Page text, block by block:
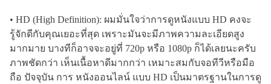
• HD (High Definition): ผมมั่นใจว่าการดูหนังแบบ HD คงจะ
รู้จักดีกับคุณเยอะที่สุด เพราะมันจะมีภาพความละเอียดสูง
มากมาย บางทีก็อาจจะอยู่ที่ 720p หรือ 1080p ก็ได้เลยนะครับ
ภาพชัดกว่า เห็นเนื้อหาดีมากกว่า เหมาะสมกับจอทีวีหรือมือ
ถือ ปัจจุบัน การ หนังออนไลน์ แบบ HD เป็นมาตรฐานในการดู